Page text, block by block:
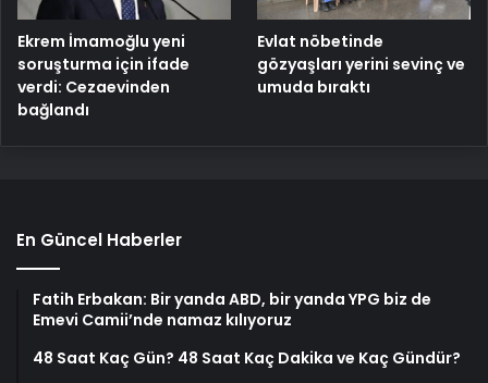
Ekrem İmamoğlu yeni
soruşturma için ifade
verdi: Cezaevinden
bağlandı
Evlat nöbetinde
gözyaşları yerini sevinç ve
umuda bıraktı
En Güncel Haberler
Fatih Erbakan: Bir yanda ABD, bir yanda YPG biz de
Emevi Camii’nde namaz kılıyoruz
48 Saat Kaç Gün? 48 Saat Kaç Dakika ve Kaç Gündür?